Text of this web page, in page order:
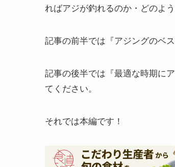
ればアジが釣れるのか・どのよ
記事の前半では『アジングのベ
記事の後半では『最適な時期に
てください。
それでは本編です！